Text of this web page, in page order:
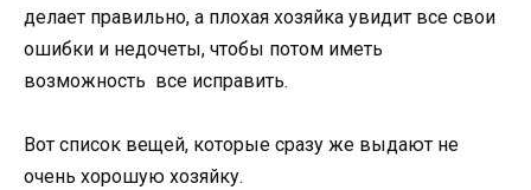
делает правильно, а плохая хозяйка увидит все свои
ошибки и недочеты, чтобы потом иметь
возможность все исправить.
Вот список вещей, которые сразу же выдают не
очень хорошую хозяйку.